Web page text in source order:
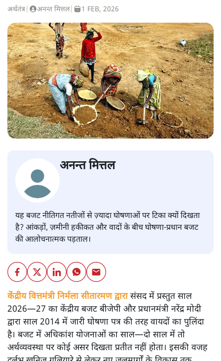
अर्थतंत्र अनन्त मित्तल| 1 FEB, 2026
अनन्त मित्तल
यह बजट नीतिगत नतीजों से ज़्यादा घोषणाओं पर टिका क्यों दिखता
है? आंकड़ों, ज़मीनी हकीकत और वादों के बीच घोषणा-प्रधान बजट
की आलोचनात्मक पड़ताल।
केंद्रीय वित्तमंत्री निर्मला सीतारमण द्वारासंसद में प्रस्तुत साल
2026—27 का केंद्रीय बजट बीजेपी और प्रधानमंत्री नरेंद्र मोदी
द्वारा साल 2014 में जारी घोषणा पत्र की तरह वायदों का पुलिंदा
है। बजट में अधिकांश योजनाओं का साल—दो साल में तो
अर्थव्यवस्था पर कोई असर दिखता प्रतीत नहीं होता। इसकी वजह